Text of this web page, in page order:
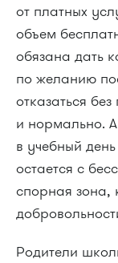
от платных
объем
обязана дать
по желанию
отказаться
и нормально. А
в учебный
остается с
спорная зона,
Родители